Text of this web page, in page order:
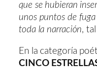
que se hubieran
unos puntos de
toda la narración,
En la categoría
CINCO